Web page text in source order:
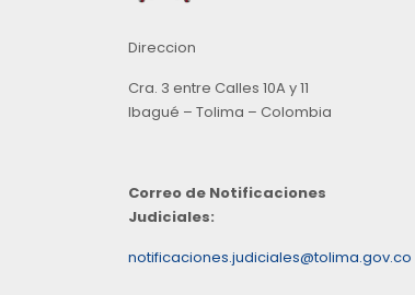
Direccion
Cra. 3 entre Calles 10A y 11
Ibagué – Tolima – Colombia
Correo de Notificaciones
Judiciales:
notificaciones.judiciales@tolima.gov.co